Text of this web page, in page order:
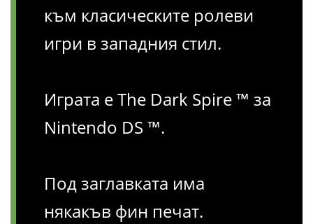
към класическите ролеви
игри в западния стил.
Играта е The Dark Spire ™ за
Nintendo DS ™.
Под заглавката има
някакъв фин печат.